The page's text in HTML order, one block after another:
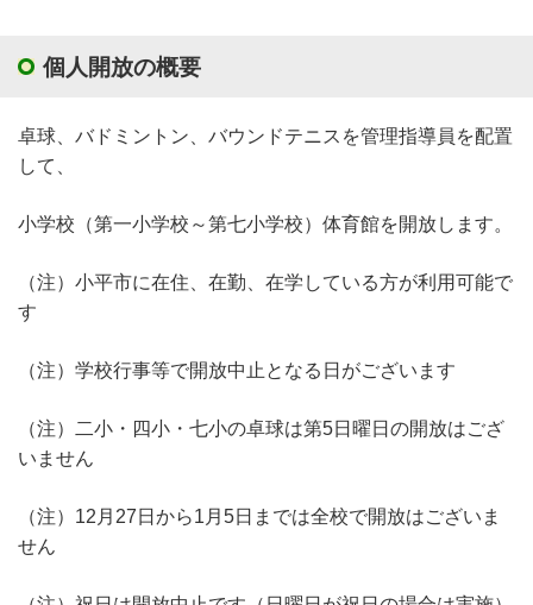
個人開放の概要
卓球、バドミントン、バウンドテニスを管理指導員を配置
して、
小学校（第一小学校～第七小学校）体育館を開放します。
（注）小平市に在住、在勤、在学している方が利用可能で
す
（注）学校行事等で開放中止となる日がございます
（注）二小・四小・七小の卓球は第5日曜日の開放はござ
いません
（注）12月27日から1月5日までは全校で開放はございま
せん